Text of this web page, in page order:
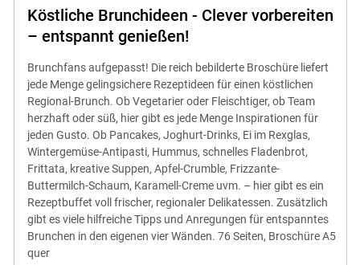
Köstliche Brunchideen - Clever vorbereiten
– entspannt genießen!
Brunchfans aufgepasst! Die reich bebilderte Broschüre liefert
jede Menge gelingsichere Rezeptideen für einen köstlichen
Regional-Brunch. Ob Vegetarier oder Fleischtiger, ob Team
herzhaft oder süß, hier gibt es jede Menge Inspirationen für
jeden Gusto. Ob Pancakes, Joghurt-Drinks, Ei im Rexglas,
Wintergemüse-Antipasti, Hummus, schnelles Fladenbrot,
Frittata, kreative Suppen, Apfel-Crumble, Frizzante-
Buttermilch-Schaum, Karamell-Creme uvm. – hier gibt es ein
Rezeptbuffet voll frischer, regionaler Delikatessen. Zusätzlich
gibt es viele hilfreiche Tipps und Anregungen für entspanntes
Brunchen in den eigenen vier Wänden. 76 Seiten, Broschüre A5
quer